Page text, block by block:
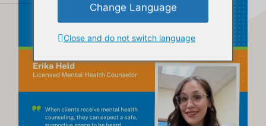
English
Change Language
Close and do not switch language